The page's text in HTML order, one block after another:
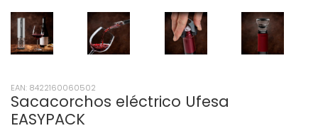
EAN: 8422160060502
Sacacorchos eléctrico Ufesa
EASYPACK